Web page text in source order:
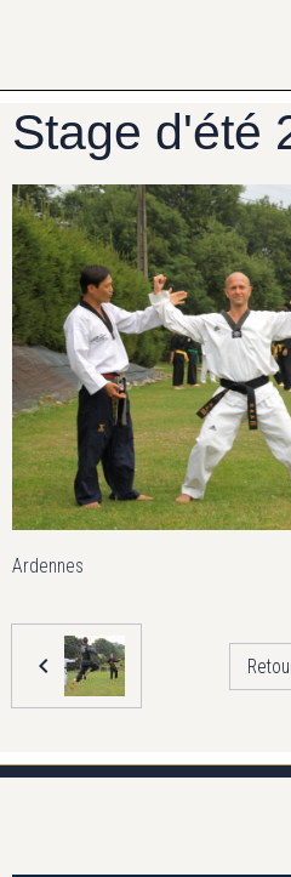
Stage d'été
Ardennes